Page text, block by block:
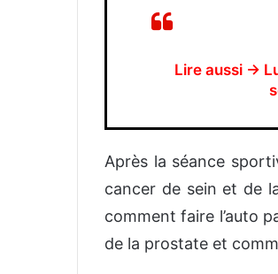
Lire aussi →
Après la séance
cancer de sein et de
comment faire l’auto
de la prostate et